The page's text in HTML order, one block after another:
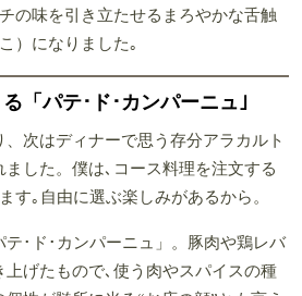
の味を引き立たせるまろやかな舌触
）になりました｡
「パテ･ド･カンパーニュ｣
次はディナーで思う存分アラカルト
した。僕は､コース料理を注文する
す｡自由に選ぶ楽しみがあるから。
テ･ド･カンパーニュ」。豚肉や鶏レバ
上げたもので､使う肉やスパイスの種